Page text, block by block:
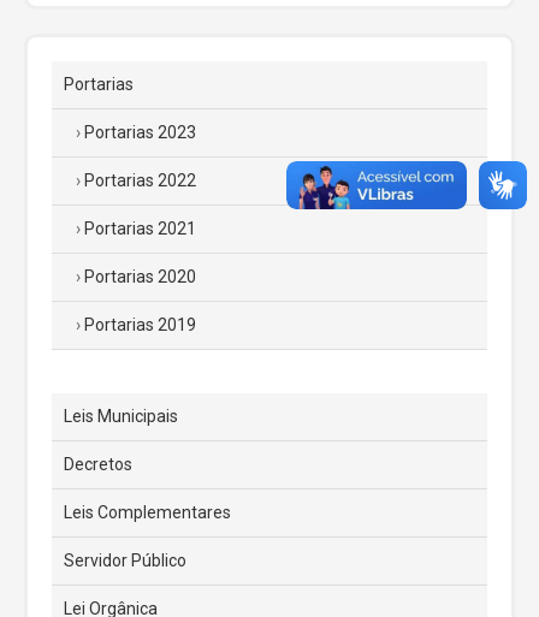
Portarias
Portarias 2023
Portarias 2022
Portarias 2021
Portarias 2020
Portarias 2019
Leis Municipais
Decretos
Leis Complementares
Servidor Público
Lei Orgânica